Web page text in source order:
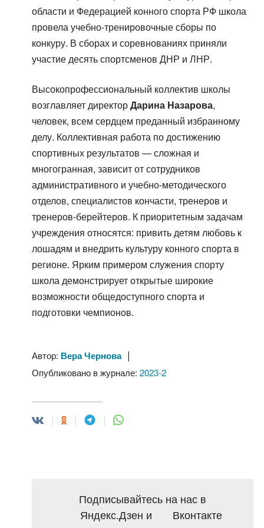
области и Федерацией конного спорта РФ школа
провела учебно-тренировочные сборы по
конкуру. В сборах и соревнованиях приняли
участие десять спортсменов ДНР и ЛНР.
Высокопрофессиональный коллектив школы
возглавляет директорДарина Назарова,
человек, всем сердцем преданный избранному
делу. Коллективная работа по достижению
спортивных результатов — сложная и
многогранная, зависит от сотрудников
административного и учебно-методического
отделов, специалистов кончасти, тренеров и
тренеров-берейтеров. К приоритетным задачам
учреждения относятся: привить детям любовь к
лошадям и внедрить культуру конного спорта в
регионе. Ярким примером служения спорту
школа демонстрирует открытые широкие
возможности общедоступного спорта и
подготовки чемпионов.
Автор: Вера Чернова|
Опубликовано в журнале: 2023-2
Подписывайтесь на нас в
Яндекс.Дзен и Вконтакте